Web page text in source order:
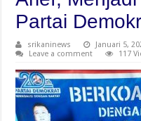
Partai
srikaninews Januari 5,
Leave a comment
117